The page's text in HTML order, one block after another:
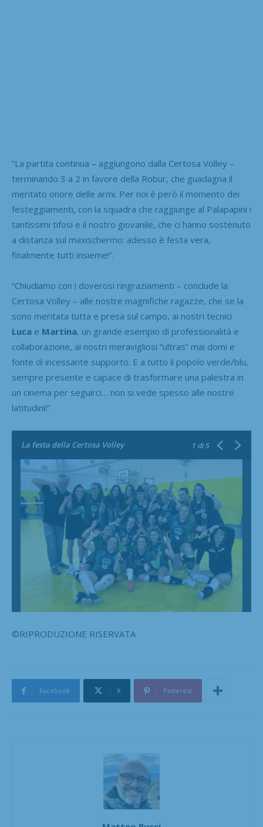
“La partita continua – aggiungono dalla Certosa Volley –
terminando 3 a 2 in favore della Robur, che guadagna il
meritato onore delle armi. Per noi è però il momento dei
festeggiamenti, con la squadra che raggiunge al Palapapini i
tantissimi tifosi e il nostro giovanile, che ci hanno sostenuto
a distanza sul maxischermo: adesso è festa vera,
finalmente tutti insieme!”.
“Chiudiamo con i doverosi ringraziamenti – conclude la
Certosa Volley – alle nostre magnifiche ragazze, che se la
sono meritata tutta e presa sul campo, ai nostri tecnici
Luca e Martina, un grande esempio di professionalità e
collaborazione, ai nostri meravigliosi “ultras” mai domi e
fonte di incessante supporto. E a tutto il popolo verde/blu,
sempre presente e capace di trasformare una palestra in
un cinema per seguirci… non si vede spesso alle nostre
latitudini!”.
La festa della Certosa Volley 1 di 5
©RIPRODUZIONE RISERVATA
Facebook X Pinterest